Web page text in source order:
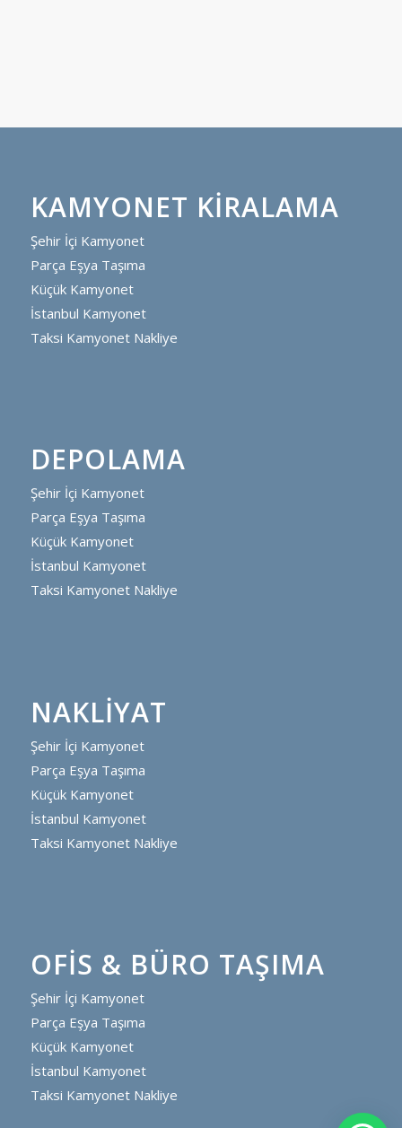
KAMYONET KIRALAMA
Şehir İçi Kamyonet
Parça Eşya Taşıma
Küçük Kamyonet
İstanbul Kamyonet
Taksi Kamyonet Nakliye
DEPOLAMA
Şehir İçi Kamyonet
Parça Eşya Taşıma
Küçük Kamyonet
İstanbul Kamyonet
Taksi Kamyonet Nakliye
NAKLIYAT
Şehir İçi Kamyonet
Parça Eşya Taşıma
Küçük Kamyonet
İstanbul Kamyonet
Taksi Kamyonet Nakliye
OFIS & BÜRO TAŞIMA
Şehir İçi Kamyonet
Parça Eşya Taşıma
Küçük Kamyonet
İstanbul Kamyonet
Taksi Kamyonet Nakliye